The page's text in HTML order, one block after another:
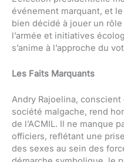
événement marquant, et
bien décidé à jouer un
l’armée et initiatives
s’anime à l’approche du
Les Faits Marquants
Andry Rajoelina, conscient
société malgache, rend
de l’ACMIL. Il ne manque
officiers, reflétant une
des sexes au sein des